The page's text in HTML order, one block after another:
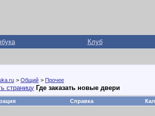
Клуб
> Общий > Прочее
Где заказать новые двери
Справка